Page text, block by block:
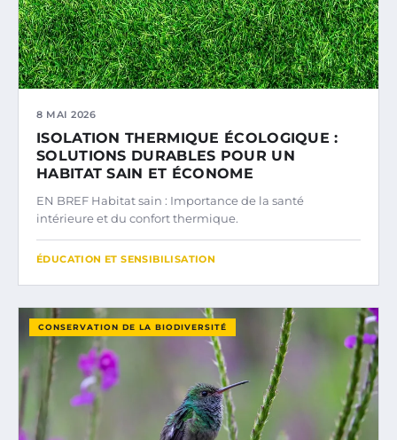
8 MAI 2026
ISOLATION THERMIQUE ÉCOLOGIQUE :
SOLUTIONS DURABLES POUR UN
HABITAT SAIN ET ÉCONOME
EN BREF Habitat sain : Importance de la santé
intérieure et du confort thermique.
ÉDUCATION ET SENSIBILISATION
CONSERVATION DE LA BIODIVERSITÉ